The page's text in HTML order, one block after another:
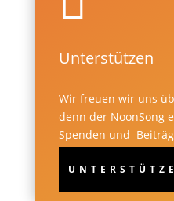
Unterstützen
Wir freuen wir uns
denn der NoonSong
Spenden und